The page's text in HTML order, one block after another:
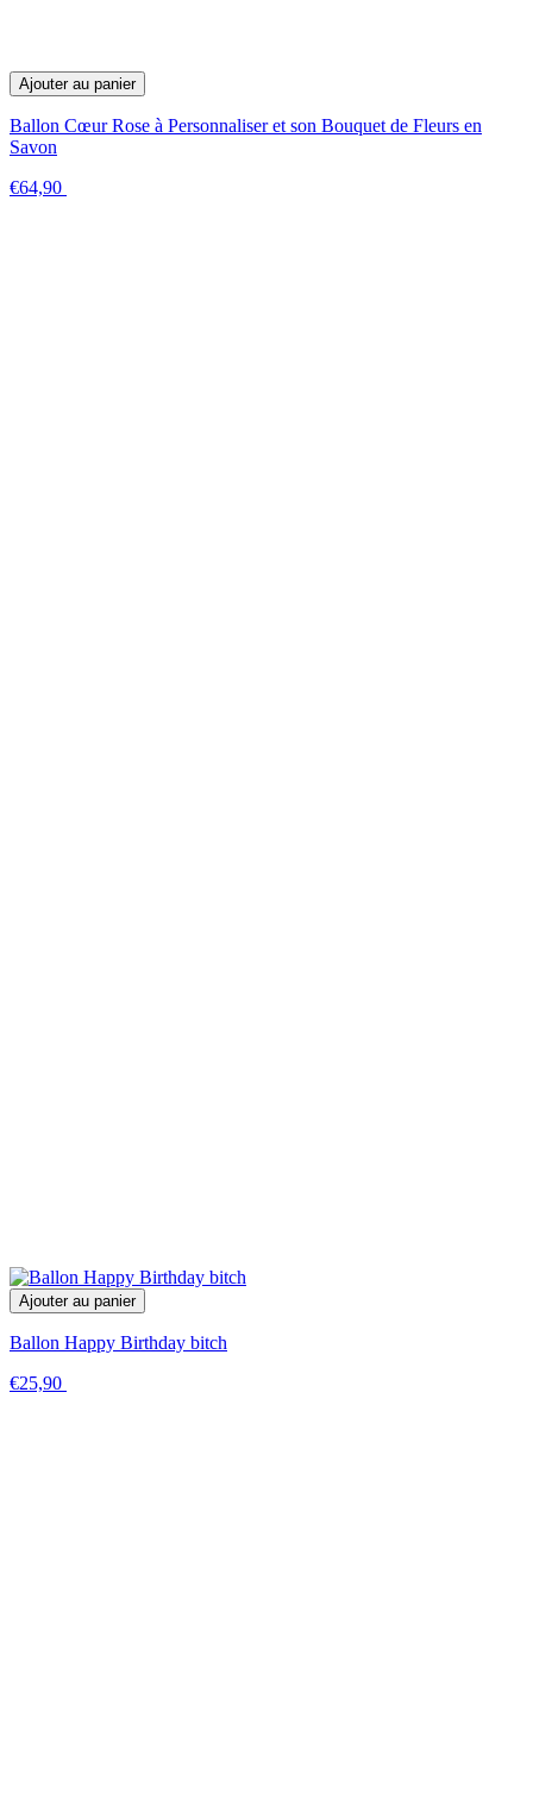
Ajouter au panier
Ballon Cœur Rose à Personnaliser et son Bouquet de Fleurs en
Savon
€64,90
Ajouter au panier
Ballon Happy Birthday bitch
€25,90